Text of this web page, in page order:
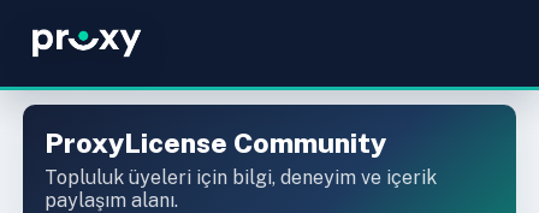
ProxyLicense Community
Topluluk üyeleri için bilgi, deneyim ve içerik
paylaşım alanı.